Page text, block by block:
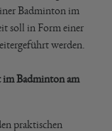
Badminton im
soll in Form einer
werden.
im Badminton am
praktischen